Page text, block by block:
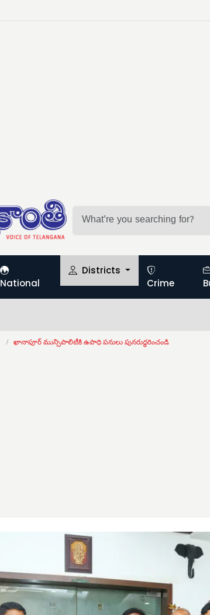
National
Districts
Crime
ఖానాపూర్ మున్సిపాలిటీకి ఉపాధి పనులు పునరుద్ధరించండి